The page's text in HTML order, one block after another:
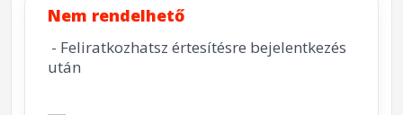
Nem rendelhető
- Feliratkozhatsz értesítésre bejelentkezés
után